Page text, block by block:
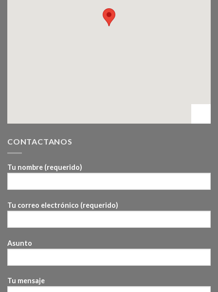
CONTACTANOS
Tu nombre (requerido)
Tu correo electrónico (requerido)
Asunto
Tu mensaje